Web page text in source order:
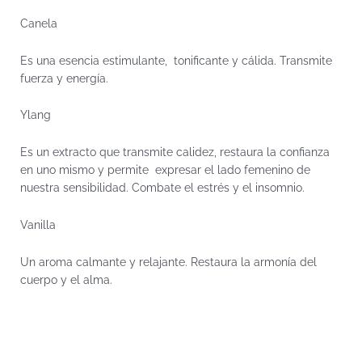
Canela
Es una esencia estimulante, tonificante y cálida. Transmite
fuerza y energía.
Ylang
Es un extracto que transmite calidez, restaura la confianza
en uno mismo y permite expresar el lado femenino de
nuestra sensibilidad. Combate el estrés y el insomnio.
Vanilla
Un aroma calmante y relajante. Restaura la armonía del
cuerpo y el alma.